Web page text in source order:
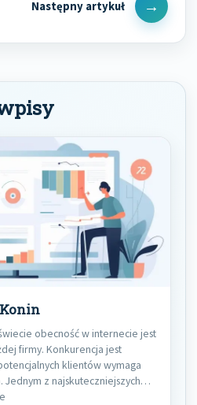
Next
Post
obecność w internecie jest
firmy. Konkurencja jest
klientów wymaga
z najskuteczniejszych